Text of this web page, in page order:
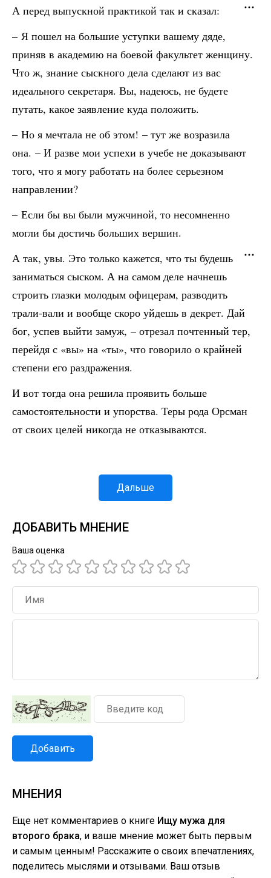
А перед выпускной практикой так и сказал:
– Я пошел на большие уступки вашему дяде,
приняв в академию на боевой факультет женщину.
Что ж, знание сыскного дела сделают из вас
идеального секретаря. Вы, надеюсь, не будете
путать, какое заявление куда положить.
– Но я мечтала не об этом! – тут же возразила
она. – И разве мои успехи в учебе не доказывают
того, что я могу работать на более серьезном
направлении?
– Если бы вы были мужчиной, то несомненно
могли бы достичь больших вершин.
А так, увы. Это только кажется, что ты будешь
заниматься сыском. А на самом деле начнешь
строить глазки молодым офицерам, разводить
трали-вали и вообще скоро уйдешь в декрет. Дай
бог, успев выйти замуж, – отрезал почтенный тер,
перейдя с «вы» на «ты», что говорило о крайней
степени его раздражения.
И вот тогда она решила проявить больше
самостоятельности и упорства. Теры рода Орсман
от своих целей никогда не отказываются.
Дальше
ДОБАВИТЬ МНЕНИЕ
Ваша оценка
Добавить
МНЕНИЯ
Еще нет комментариев о книге Ищу мужа для
второго брака, и ваше мнение может быть первым
и самым ценным! Расскажите о своих впечатлениях,
поделитесь мыслями и отзывами. Ваш отзыв